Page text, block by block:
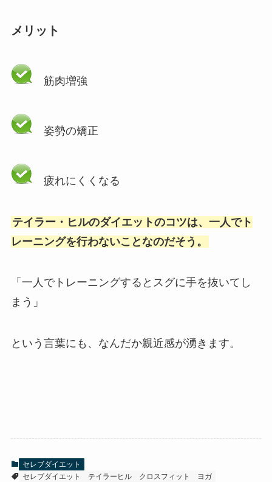
メリット
筋肉増強
姿勢の矯正
疲れにくくなる
テイラー・ヒルのダイエットのコツは、一人でト
レーニングを行わないことなのだそう。
「一人でトレーニングするとスグに手を抜いてし
まう」
という言葉にも、なんだか親近感が湧きます。
セレブダイエット
セレブダイエット
テイラーヒル クロスフィット
ヨガ